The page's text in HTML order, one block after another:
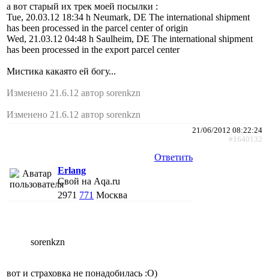
а вот старый их трек моей посылки :
Tue, 20.03.12 18:34 h Neumark, DE The international shipment
has been processed in the parcel center of origin
Wed, 21.03.12 04:48 h Saulheim, DE The international shipment
has been processed in the export parcel center
Мистика какаято ей богу...
Изменено 21.6.12 автор sorenkzn
Изменено 21.6.12 автор sorenkzn
21/06/2012 08:22:24
#1640132
Ответить
Erlang
Свой на Aqa.ru
2971 771 Москва
sorenkzn
вот и страховка не понадобилась :О)